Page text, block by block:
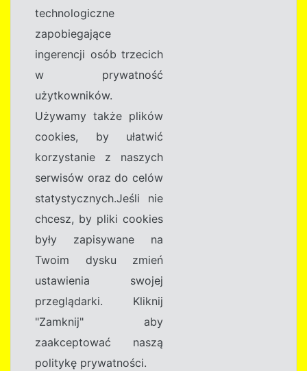
technologiczne
zapobiegające
ingerencji osób trzecich
w prywatność
użytkowników.
Używamy także plików
cookies, by ułatwić
korzystanie z naszych
serwisów oraz do celów
statystycznych.Jeśli nie
chcesz, by pliki cookies
były zapisywane na
Twoim dysku zmień
ustawienia swojej
przeglądarki. Kliknij
"Zamknij" aby
zaakceptować naszą
politykę prywatności.